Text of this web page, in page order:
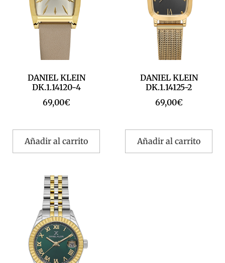
DANIEL KLEIN
DK.1.14120-4
69,00€
Añadir al carrito
DANIEL KLEIN
DK.1.14125-2
69,00€
Añadir al carrito